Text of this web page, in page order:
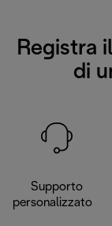
Registra
di
Supporto
personalizzato